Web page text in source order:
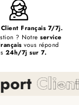
Français 7/7j.
? Notre service
vous répond
24h/7j sur 7.
7/7